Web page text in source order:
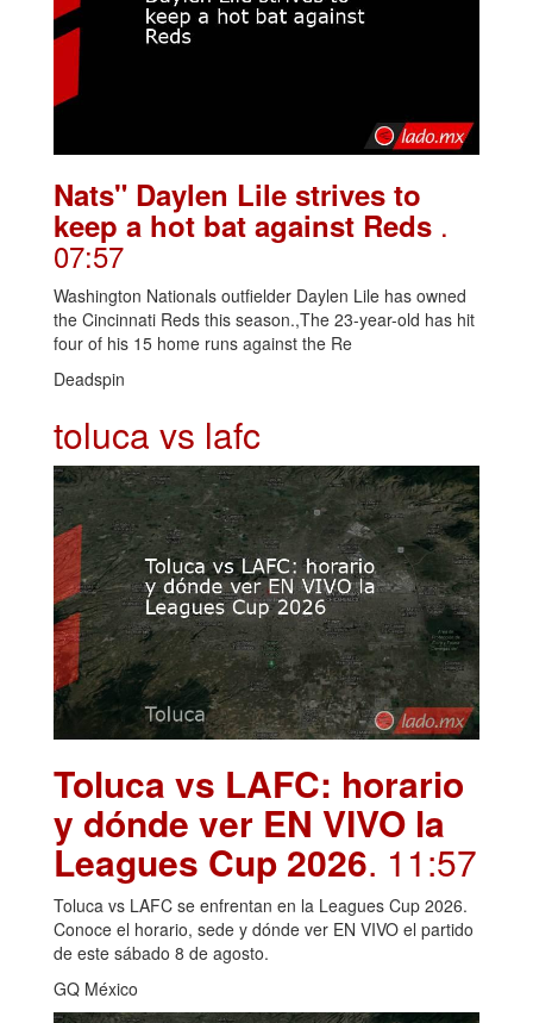
Nats" Daylen Lile strives to
keep a hot bat against Reds .
07:57
Washington Nationals outfielder Daylen Lile has owned
the Cincinnati Reds this season.,The 23-year-old has hit
four of his 15 home runs against the Re
Deadspin
toluca vs lafc
Toluca vs LAFC: horario
y dónde ver EN VIVO la
Leagues Cup 2026. 11:57
Toluca vs LAFC se enfrentan en la Leagues Cup 2026.
Conoce el horario, sede y dónde ver EN VIVO el partido
de este sábado 8 de agosto.
GQ México